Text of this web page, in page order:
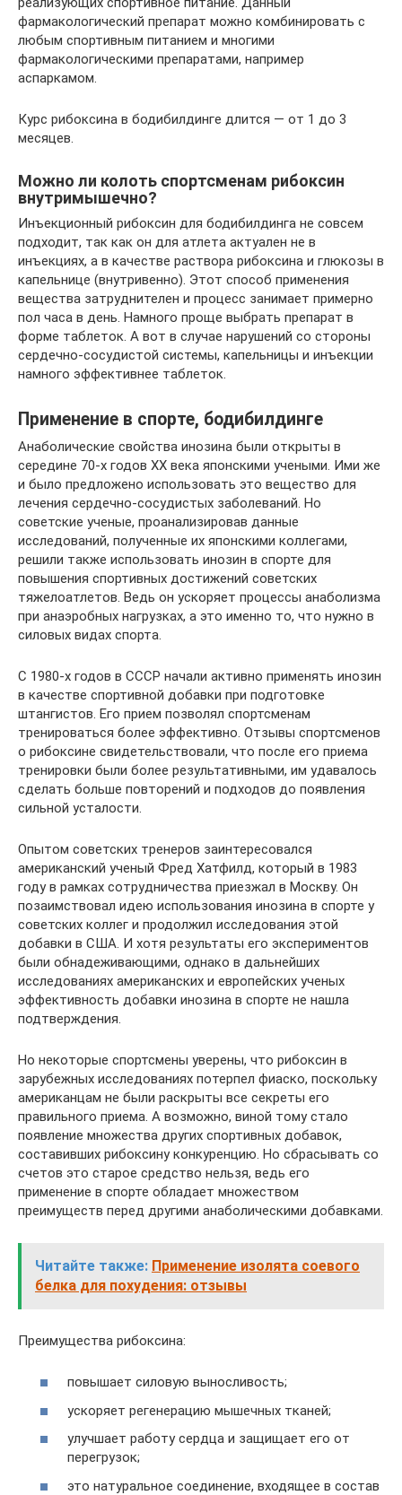
фармакологический препарат можно комбинировать с
любым спортивным питанием и многими
фармакологическими препаратами, например
аспаркамом.
Курс рибоксина в бодибилдинге длится — от 1 до 3
месяцев.
Можно ли колоть спортсменам рибоксин
внутримышечно?
Инъекционный рибоксин для бодибилдинга не совсем
подходит, так как он для атлета актуален не в
инъекциях, а в качестве раствора рибоксина и глюкозы в
капельнице (внутривенно). Этот способ применения
вещества затруднителен и процесс занимает примерно
пол часа в день. Намного проще выбрать препарат в
форме таблеток. А вот в случае нарушений со стороны
сердечно-сосудистой системы, капельницы и инъекции
намного эффективнее таблеток.
Применение в спорте, бодибилдинге
Анаболические свойства инозина были открыты в
середине 70-х годов ХХ века японскими учеными. Ими же
и было предложено использовать это вещество для
лечения сердечно-сосудистых заболеваний. Но
советские ученые, проанализировав данные
исследований, полученные их японскими коллегами,
решили также использовать инозин в спорте для
повышения спортивных достижений советских
тяжелоатлетов. Ведь он ускоряет процессы анаболизма
при анаэробных нагрузках, а это именно то, что нужно в
силовых видах спорта.
С 1980-х годов в СССР начали активно применять инозин
в качестве спортивной добавки при подготовке
штангистов. Его прием позволял спортсменам
тренироваться более эффективно. Отзывы спортсменов
о рибоксине свидетельствовали, что после его приема
тренировки были более результативными, им удавалось
сделать больше повторений и подходов до появления
сильной усталости.
Опытом советских тренеров заинтересовался
американский ученый Фред Хатфилд, который в 1983
году в рамках сотрудничества приезжал в Москву. Он
позаимствовал идею использования инозина в спорте у
советских коллег и продолжил исследования этой
добавки в США. И хотя результаты его экспериментов
были обнадеживающими, однако в дальнейших
исследованиях американских и европейских ученых
эффективность добавки инозина в спорте не нашла
подтверждения.
Но некоторые спортсмены уверены, что рибоксин в
зарубежных исследованиях потерпел фиаско, поскольку
американцам не были раскрыты все секреты его
правильного приема. А возможно, виной тому стало
появление множества других спортивных добавок,
составивших рибоксину конкуренцию. Но сбрасывать со
счетов это старое средство нельзя, ведь его
применение в спорте обладает множеством
преимуществ перед другими анаболическими добавками.
Читайте также: Применение изолята соевого
белка для похудения: отзывы
Преимущества рибоксина:
повышает силовую выносливость;
ускоряет регенерацию мышечных тканей;
улучшает работу сердца и защищает его от
перегрузок;
это натуральное соединение, входящее в состав